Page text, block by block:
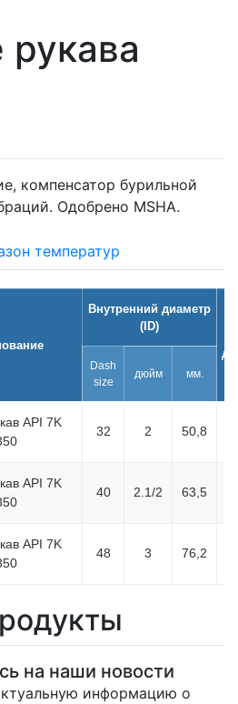
компенсатор бурильной
Одобрено MSHA.
температур
Внутренний диаметр
(ID)
Dash
size
дюйм мм.
API 7K
32 2 50,8
API 7K
40 2.1/2 63,5
API 7K
48 3 76,2
на наши новости
информацию о